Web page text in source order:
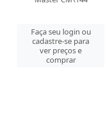
Faça seu login ou
cadastre-se para
ver preços e
comprar